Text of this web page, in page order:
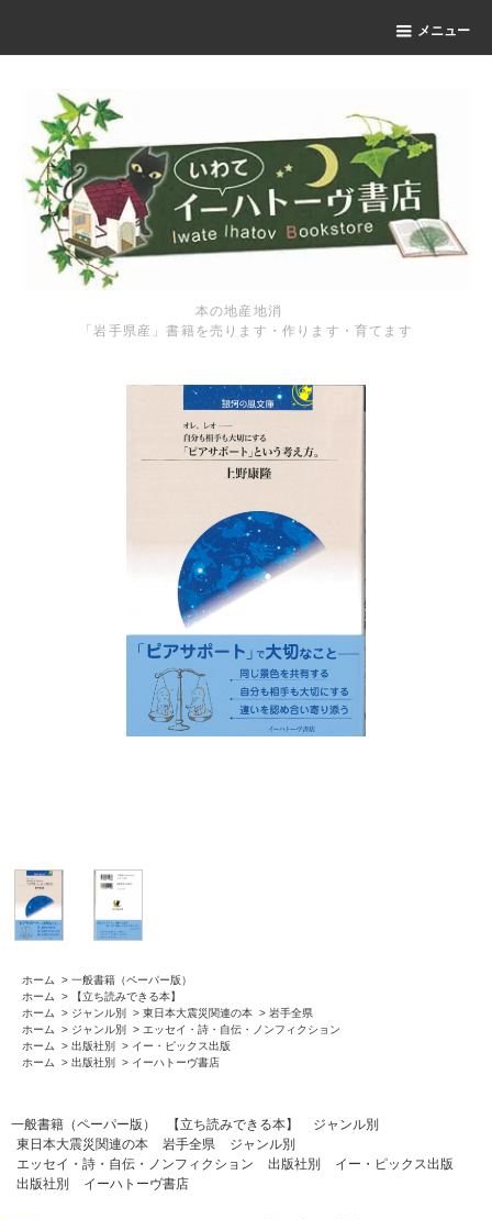
メニュー
本の地産地消
「岩手県産」書籍を売ります・作ります・育てます
ホーム > 一般書籍（ペーパー版）
ホーム
>
【立ち読みできる本】
ホーム
> ジャンル別 > 東日本大震災関連の本 > 岩手全県
ホーム
> ジャンル別 > エッセイ・詩・自伝・ノンフィクション
ホーム
> 出版社別 > イー・ピックス出版
ホーム
> 出版社別 > イーハトーヴ書店
一般書籍（ペーパー版） 【立ち読みできる本】
ジャンル別
東日本大震災関連の本
岩手全県
ジャンル別
エッセイ・詩・自伝・ノンフィクション
出版社別
イー・ピックス出版
出版社別
イーハトーヴ書店